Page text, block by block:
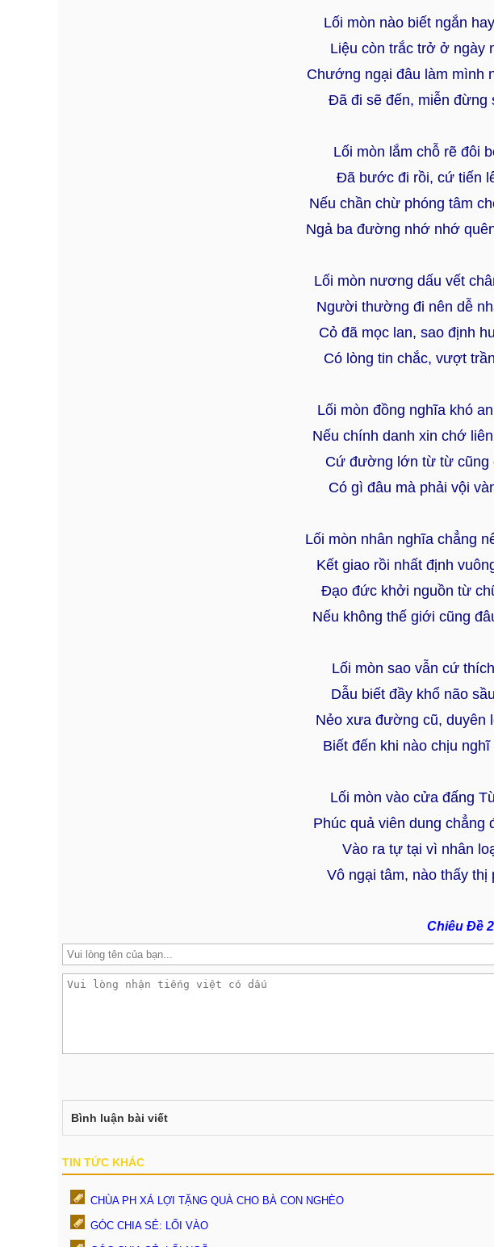
Lối mòn nào biết ngắn
Liệu còn trắc trở ở ngày
Chướng ngại đâu làm mình
Đã đi sẽ đến, miễn đừng
Lối mòn lắm chỗ rẽ đôi
Đã bước đi rồi, cứ tiến
Nếu chần chừ phóng tâm
Ngả ba đường nhớ nhớ
Lối mòn nương dấu vết
Người thường đi nên dễ
Cỏ đã mọc lan, sao định
Có lòng tin chắc, vượt
Lối mòn đồng nghĩa khó
Nếu chính danh xin chớ
Cứ đường lớn từ từ cũng
Có gì đâu mà phải vội
Lối mòn nhân nghĩa chẳng
Kết giao rồi nhất định
Đạo đức khởi nguồn từ
Nếu không thế giới cũng
Lối mòn sao vẫn cứ
Dẫu biết đầy khổ não
Nẻo xưa đường cũ, duyên
Biết đến khi nào chịu nghĩ
Lối mòn vào cửa đấng
Phúc quả viên dung chẳng
Vào ra tự tại vì nhân
Vô ngại tâm, nào thấy thị
Chiêu Đề
Bình luận bài viết
TIN TỨC KHÁC
CHÙA PH XÁ LỢI TẶNG QUÀ CHO BÀ CON NGHÈO
GÓC CHIA SẺ: LỐI VÀO